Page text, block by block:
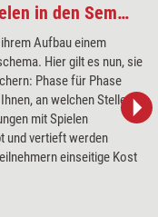
Trainingsspiele: Einsatz von Spielen in den Seminarphasen
Aufbau einem
Hier gilt es nun, sie
Phase für Phase
an welchen Stellen
mit Spielen
und vertieft werden
einseitige Kost